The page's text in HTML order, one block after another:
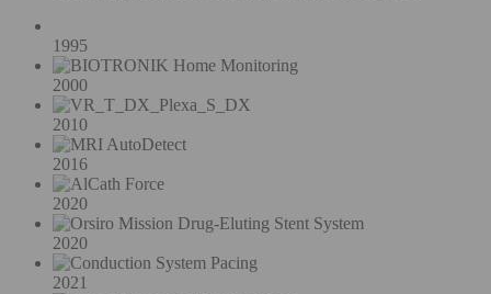
1995
2000
2010
2016
2020
2020
2021